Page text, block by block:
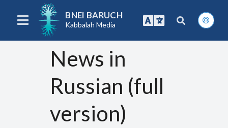
BNEI BARUCH
Kabbalah Media
News in
Russian (full
version)